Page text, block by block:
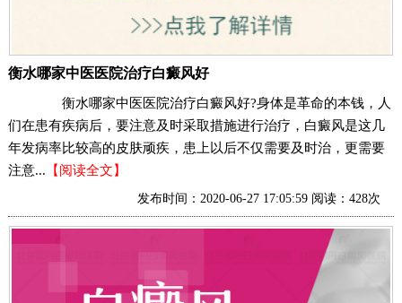
衡水哪家中医医院治疗白癜风好
衡水哪家中医医院治疗白癜风好?身体是革命的本钱，人
们在患有疾病后，要注意及时采取措施进行治疗，白癜风是这几
年发病率比较高的皮肤顽疾，患上以后不仅需要及时治，更需要
注意... 【阅读全文】
发布时间：2020-06-27 17:05:59 阅读：428次